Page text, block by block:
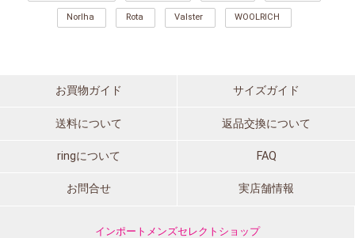
Norlha Rota Valster WOOLRICH